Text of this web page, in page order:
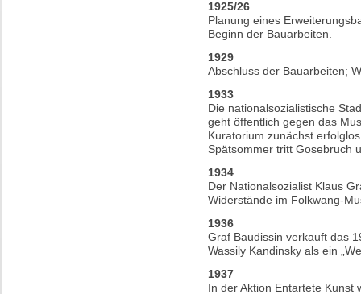
1925/26
Planung eines
Beginn der Bauarbeiten.
1929
Abschluss der Bauarbeiten;
1933
Die nationalsozialistische
geht öffentlich gegen das
Kuratorium zunächst
Spätsommer tritt Gosebruch
1934
Der Nationalsozialist Klaus
Widerstände im Folkwang-
1936
Graf Baudissin verkauft das
Wassily Kandinsky als ein
1937
In der Aktion Entartete Kunst